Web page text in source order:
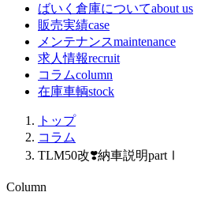
ばいく倉庫についてabout us
販売実績case
メンテナンスmaintenance
求人情報recruit
コラムcolumn
在庫車輌stock
トップ
コラム
TLM50改❣️納車説明partⅠ
Column